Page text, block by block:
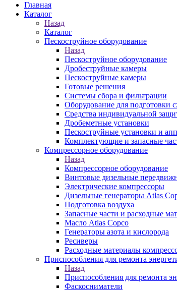
Главная
Каталог
Назад
Каталог
Пескоструйное оборудование
Назад
Пескоструйное оборудование
Дробеструйные камеры
Пескоструйные камеры
Готовые решения
Системы сбора и фильтрации
Оборудование для подготовки
Средства индивидуальной
Дробеметные установки
Пескоструйные установки и
Комплектующие и запасные
Компрессорное оборудование
Назад
Компрессорное оборудование
Винтовые дизельные
Электрические компрессоры
Дизельные генераторы Atlas
Подготовка воздуха
Запасные части и расходные
Масло Atlas Copco
Генераторы азота и кислорода
Ресиверы
Расходные материалы
Приспособления для ремонта
Назад
Приспособления для ремонта
Фаскосниматели